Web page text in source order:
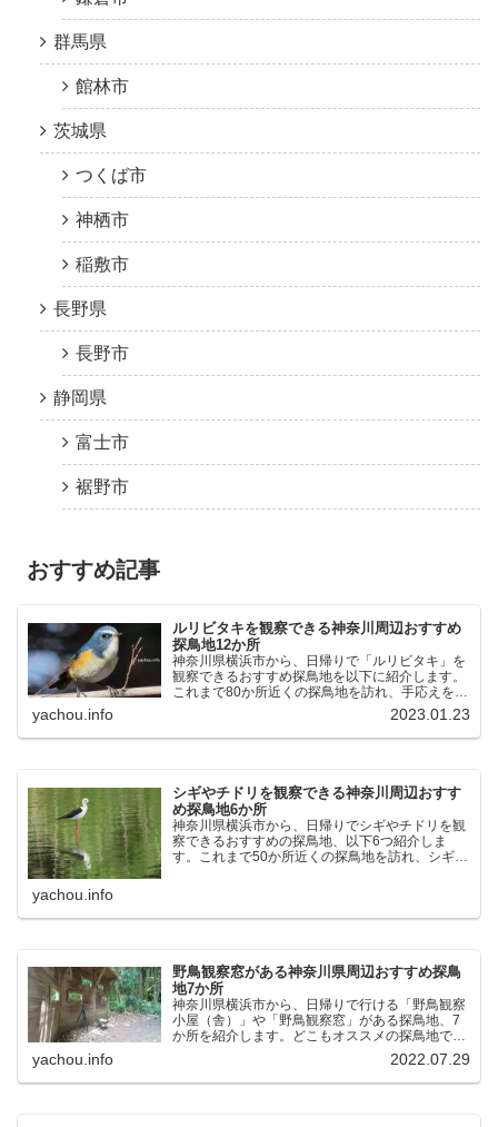
群馬県
館林市
茨城県
つくば市
神栖市
稲敷市
長野県
長野市
静岡県
富士市
裾野市
おすすめ記事
ルリビタキを観察できる神奈川周辺おすすめ
探鳥地12か所
神奈川県横浜市から、日帰りで「ルリビタキ」を
観察できるおすすめ探鳥地を以下に紹介します。
これまで80か所近くの探鳥地を訪れ、手応えを感
じた場所です。以下、★ が多いほど観察しやす
く、出現頻度が高いと感じた場所です。 北本自然
観察公園：埼玉県...
yachou.info 2023.01.23
シギやチドリを観察できる神奈川周辺おすす
め探鳥地6か所
神奈川県横浜市から、日帰りでシギやチドリを観
察できるおすすめの探鳥地、以下6つ紹介しま
す。これまで50か所近くの探鳥地を訪れ、シギや
yachou.info
野鳥観察窓がある神奈川県周辺おすすめ探鳥
地7か所
神奈川県横浜市から、日帰りで行ける「野鳥観察
小屋（舎）」や「野鳥観察窓」がある探鳥地、7
か所を紹介します。どこもオススメの探鳥地で
す。実際に訪れてみると、野山にいる野鳥、海や
湖にいる野鳥それぞれ違う観察になりました。街
中にあり、電車で行ける...
yachou.info 2022.07.29